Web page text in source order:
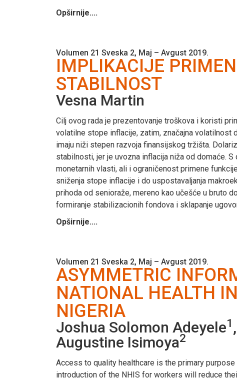
Opširnije....
Volumen 21 Sveska 2, Maj – Avgust 2019.
IMPLIKACIJE
STABILNOST
Vesna Martin
Cilj ovog rada je prezentovanje troškova i koristi
volatilne stope inflacije, zatim, značajna volatilnost
imaju niži stepen razvoja finansijskog tržišta.
stabilnosti, jer je uvozna inflacija niža od domaće.
monetarnih vlasti, ali i ograničenost primene
sniženja stope inflacije i do uspostavaljanja
prihoda od senioraže, mereno kao učešće u bruto
formiranje stabilizacionih fondova i sklapanje
Opširnije....
Volumen 21 Sveska 2, Maj – Avgust 2019.
ASYMMETRIC
NATIONAL HEALTH
NIGERIA
Joshua Solomon Adeyele1
Augustine Isimoya2
Access to quality healthcare is the primary
introduction of the NHIS for workers will reduce